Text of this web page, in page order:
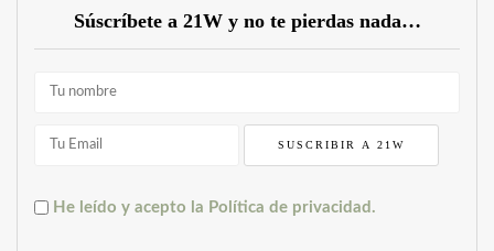
Súscríbete a 21W y no te pierdas nada…
He leído y acepto la Política de privacidad.